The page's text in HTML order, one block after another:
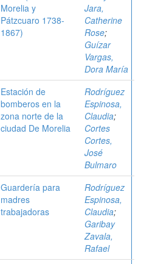
Morelia y
Pátzcuaro 1738-
1867)
Jara,
Catherine
Rose;
Guízar
Vargas,
Dora María
Estación de
bomberos en la
zona norte de la
ciudad De Morelia
Rodríguez
Espinosa,
Claudia;
Cortes
Cortes,
José
Bulmaro
Guardería para
madres
trabajadoras
Rodríguez
Espinosa,
Claudia;
Garibay
Zavala,
Rafael